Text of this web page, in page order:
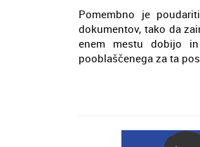
Pomembno je
dokumentov, tako da
enem mestu dobijo
pooblaščenega za ta